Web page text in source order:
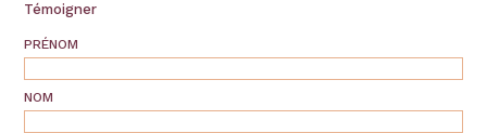
Témoigner
PRÉNOM
NOM